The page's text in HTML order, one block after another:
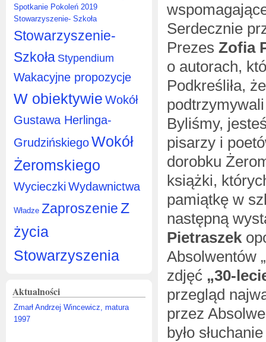
Spotkanie Pokoleń 2019
Stowarzyszenie- Szkoła
Stowarzyszenie-
Szkoła Stypendium
Wakacyjne propozycje
W obiektywie Wokół
Gustawa Herlinga-
GrudzińskiegoWokół
Żeromskiego
Wycieczki Wydawnictwa
Władze ZaproszenieZ
życia
Stowarzyszenia
Aktualności
Wincewicz, matura 1997
Serdecznie
Prezes Zofia
o autorach,
Podkreśliła,
Byliśmy,
pisarzy i
dorobku
książki,
pamiątkę w
następną
Pietraszek
Absolwentów
zdjęć „30-
przegląd
przez
było